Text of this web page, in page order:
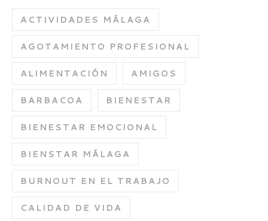
ACTIVIDADES MÁLAGA
AGOTAMIENTO PROFESIONAL
ALIMENTACIÓN AMIGOS
BARBACOA BIENESTAR
BIENESTAR EMOCIONAL
BIENSTAR MÁLAGA
BURNOUT EN EL TRABAJO
CALIDAD DE VIDA